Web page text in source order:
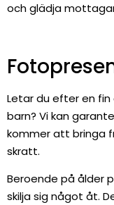
och glädja
Letar du efter en
barn? Vi kan
kommer att bringa
skratt.
Beroende på ålder
skilja sig något åt.